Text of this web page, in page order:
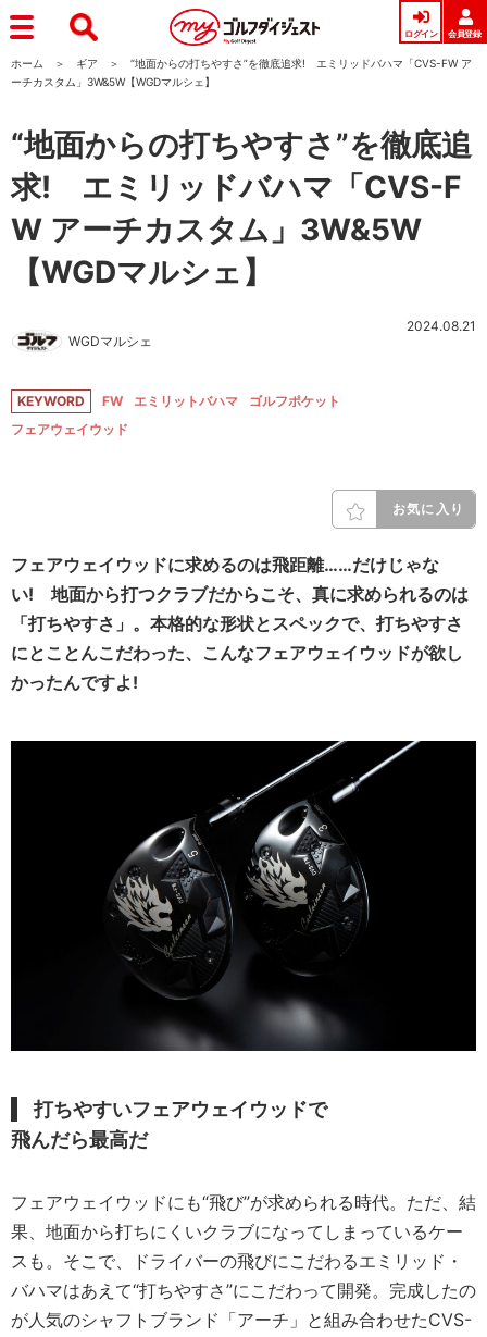
ログイン 会員登録
ホーム ギア
“地面からの打ちやすさ”を徹底追求! エミリッドバハマ「CVS-FW ア
ーチカスタム」3W&5W【WGDマルシェ】
“地面からの打ちやすさ”を徹底追
求! エミリッドバハマ「CVS-F
W アーチカスタム」3W&5W
【WGDマルシェ】
WGDマルシェ
2024.08.21
KEYWORD FW エミリットバハマ
ゴルフポケット
フェアウェイウッド
お気に入り
フェアウェイウッドに求めるのは飛距離……だけじゃな
い! 地面から打つクラブだからこそ、真に求められるのは
「打ちやすさ」。本格的な形状とスペックで、打ちやすさ
にとことんこだわった、こんなフェアウェイウッドが欲し
かったんですよ!
打ちやすいフェアウェイウッドで
飛んだら最高だ
フェアウェイウッドにも“飛び”が求められる時代。ただ、結
果、地面から打ちにくいクラブになってしまっているケー
スも。そこで、ドライバーの飛びにこだわるエミリッド・
バハマはあえて“打ちやすさ”にこだわって開発。完成したの
が人気のシャフトブランド「アーチ」と組み合わせたCVS-